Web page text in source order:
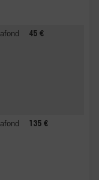
45 €
135 €